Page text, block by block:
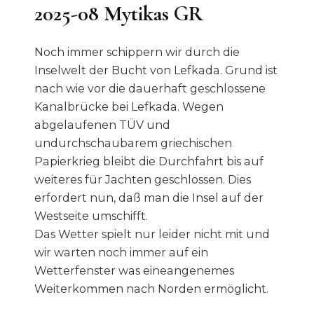
2025-08 Mytikas GR
Noch immer schippern wir durch die
Inselwelt der Bucht von Lefkada. Grund ist
nach wie vor die dauerhaft geschlossene
Kanalbrücke bei Lefkada. Wegen
abgelaufenen TÜV und
undurchschaubarem griechischen
Papierkrieg bleibt die Durchfahrt bis auf
weiteres für Jachten geschlossen. Dies
erfordert nun, daß man die Insel auf der
Westseite umschifft.
Das Wetter spielt nur leider nicht mit und
wir warten noch immer auf ein
Wetterfenster was eineangenemes
Weiterkommen nach Norden ermöglicht.